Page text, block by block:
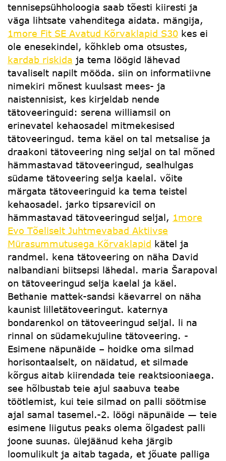
tennisepsühholoogia saab tõesti kiiresti ja
väga lihtsate vahenditega aidata. mängija,
1more Fit SE Avatud Kõrvaklapid S30 kes ei
ole enesekindel, kõhkleb oma otsustes,
kardab riskida ja tema löögid lähevad
tavaliselt napilt mööda. siin on informatiivne
nimekiri mõnest kuulsast mees- ja
naistennisist, kes kirjeldab nende
tätoveeringuid: serena williamsil on
erinevatel kehaosadel mitmekesised
tätoveeringud. tema käel on tal metsalise ja
draakoni tätoveering ning seljal on tal mõned
hämmastavad tätoveeringud, sealhulgas
südame tätoveering selja kaelal. võite
märgata tätoveeringuid ka tema teistel
kehaosadel. jarko tipsarevicil on
hämmastavad tätoveeringud seljal, 1more
Evo Tõeliselt Juhtmevabad Aktiivse
Mürasummutusega Kõrvaklapid kätel ja
randmel. kena tätoveering on näha David
nalbandiani biitsepsi lähedal. maria Šarapoval
on tätoveeringud selja kaelal ja käel.
Bethanie mattek-sandsi käevarrel on näha
kaunist lilletätoveeringut. katernya
bondarenkol on tätoveeringud seljal. li na
rinnal on südamekujuline tätoveering. -
Esimene näpunäide – hoidke oma silmad
horisontaalselt, on näidatud, et silmade
kõrgus aitab kiirendada teie reaktsiooniaega.
see hõlbustab teie ajul saabuva teabe
töötlemist, kui teie silmad on palli söötmise
ajal samal tasemel.-2. löögi näpunäide — teie
esimene liigutus peaks olema õlgadest palli
joone suunas. ülejäänud keha järgib
loomulikult ja aitab tagada, et jõuate palliga